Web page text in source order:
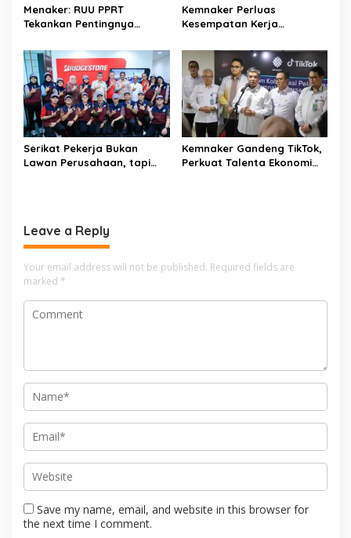
i
o
n
Menaker: RUU PPRT
Tekankan Pentingnya
Tangga
Kemnaker Perluas
Kesempatan Kerja
Wirausaha
Serikat Pekerja Bukan
Lawan Perusahaan, tapi
Kemnaker Gandeng TikTok,
Perkuat Talenta Ekonomi
Leave a Reply
Your email address will not be published. Required fields are
marked *
Save my name, email, and website in this browser for
the next time I comment.